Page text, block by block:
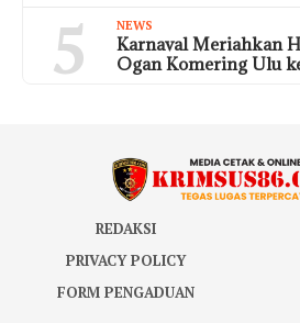
5 NEWS
Karnaval Meriahkan
Ogan Komering Ulu
REDAKSI
PRIVACY POLICY
FORM PENGADUAN